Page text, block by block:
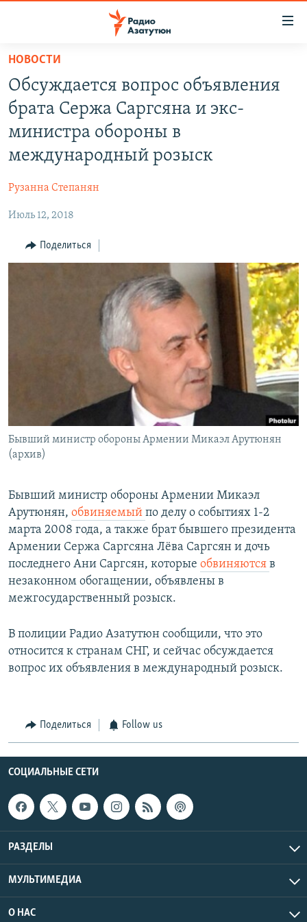
Перейти
основному
содержанию
Перейти
основной
Перейти
ГЛАВНАЯ
НОВОСТИ
ПОЛИТИКА
РЕГИОН
НАГОРНЫЙ КАРАБАХ
КУЛЬТУРА
Все сайты Радио Азатутюн
НОВОСТИ
Обсуждается вопрос объявления
брата Сержа Саргсяна и экс-
министра обороны в
международный розыск
Рузанна Степанян
Июль 12, 2018
Поделиться
Бывший министр обороны Армении Микаэл Арутюнян
(архив)
Бывший министр обороны Армении Микаэл
Арутюнян, обвиняемый по делу о событиях 1-2
марта 2008 года, а также брат бывшего президента
Армении Сержа Саргсяна Лёва Саргсян и дочь
последнего Ани Саргсян, которые обвиняются в
незаконном обогащении, объявлены в
межгосударственный розыск.
В полиции Радио Азатутюн сообщили, что это
относится к странам СНГ, и сейчас обсуждается
вопрос их объявления в международный розыск.
Поделиться Follow us
СОЦИАЛЬНЫЕ СЕТИ
РАЗДЕЛЫ
МУЛЬТИМЕДИА
О НАС